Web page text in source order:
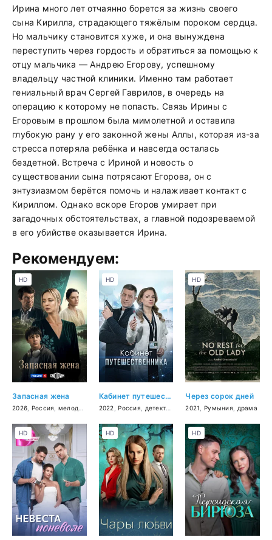
Ирина много лет отчаянно борется за жизнь своего
сына Кирилла, страдающего тяжёлым пороком сердца.
Но мальчику становится хуже, и она вынуждена
переступить через гордость и обратиться за помощью к
отцу мальчика — Андрею Егорову, успешному
владельцу частной клиники. Именно там работает
гениальный врач Сергей Гаврилов, в очередь на
операцию к которому не попасть. Связь Ирины с
Егоровым в прошлом была мимолетной и оставила
глубокую рану у его законной жены Аллы, которая из-за
стресса потеряла ребёнка и навсегда осталась
бездетной. Встреча с Ириной и новость о
существовании сына потрясают Егорова, он с
энтузиазмом берётся помочь и налаживает контакт с
Кириллом. Однако вскоре Егоров умирает при
загадочных обстоятельствах, а главной подозреваемой
в его убийстве оказывается Ирина.
Рекомендуем:
Запасная жена
2026 Россия мелодрама
HD
Кабинет путешественника
2022 ,Россия детектив мелодрама
HD
Через сорок дней
2021 Румыния драма
HD
HD HD HD